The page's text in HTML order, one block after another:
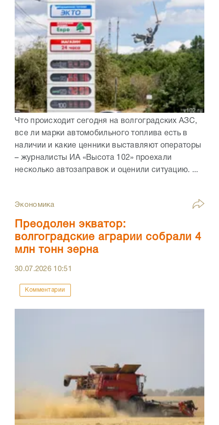
Что происходит сегодня на волгоградских АЗС,
все ли марки автомобильного топлива есть в
наличии и какие ценники выставляют операторы
– журналисты ИА «Высота 102» проехали
несколько автозаправок и оценили ситуацию. ...
Экономика
Преодолен экватор:
волгоградские аграрии собрали 4
млн тонн зерна
30.07.2026 10:51
Комментарии